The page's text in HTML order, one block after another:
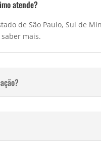
atende?
de São Paulo, Sul de
mais.